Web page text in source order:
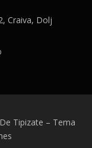
Craiva, Dolj
Tipizate – Tema